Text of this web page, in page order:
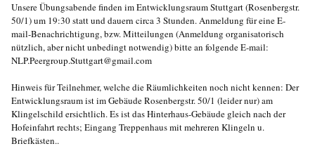
Unsere Übungsabende finden im Entwicklungsraum Stuttgart (Rosenbergstr.
50/1) um 19:30 statt und dauern circa 3 Stunden. Anmeldung für eine E-
mail-Benachrichtigung, bzw. Mitteilungen (Anmeldung organisatorisch
nützlich, aber nicht unbedingt notwendig) bitte an folgende E-mail:
NLP.Peergroup.Stuttgart@gmail.com
Hinweis für Teilnehmer, welche die Räumlichkeiten noch nicht kennen: Der
Entwicklungsraum ist im Gebäude Rosenbergstr. 50/1 (leider nur) am
Klingelschild ersichtlich. Es ist das Hinterhaus-Gebäude gleich nach der
Hofeinfahrt rechts; Eingang Treppenhaus mit mehreren Klingeln u.
Briefkästen..